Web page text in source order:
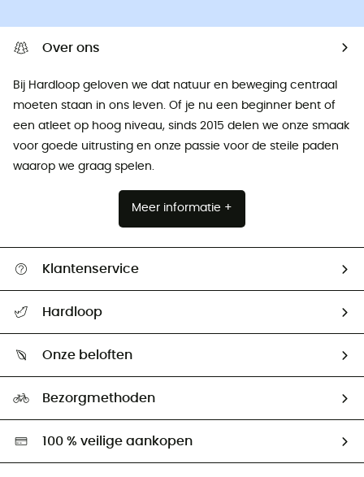
Over ons
Bij Hardloop geloven we dat natuur en beweging centraal
moeten staan ​​in ons leven. Of je nu een beginner bent of
een atleet op hoog niveau, sinds 2015 delen we onze smaak
voor goede uitrusting en onze passie voor de steile paden
waarop we graag spelen.
Meer informatie +
Klantenservice
Mijn zending volgen
Retourzendingen & Terugbetalingen
Hardloop
Ambassadeurs
Onze beloften
Hardgreen
Bezorgmethoden
100 % veilige aankopen